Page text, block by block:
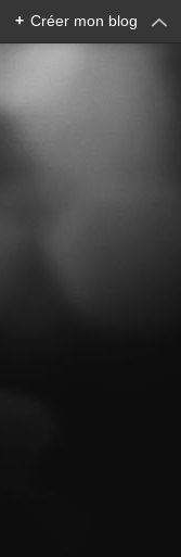
+ Créer mon blog